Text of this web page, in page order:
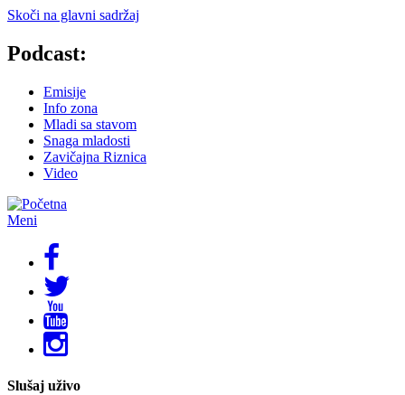
Skoči na glavni sadržaj
Podcast:
Emisije
Info zona
Mladi sa stavom
Snaga mladosti
Zavičajna Riznica
Video
Meni
Slušaj uživo